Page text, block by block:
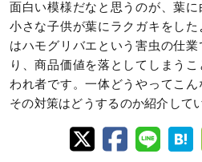
面白い模様だなと思うのが、葉
小さな子供が葉にラクガキをし
はハモグリバエという害虫の仕
り、商品価値を落としてしまう
われ者です。一体どうやってこん
その対策はどうするのか紹介して